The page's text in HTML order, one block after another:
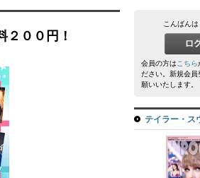
００円！
こんばんは
会員の方はこちら
ださい。新規会員
願いいたします。
テイラー・ス